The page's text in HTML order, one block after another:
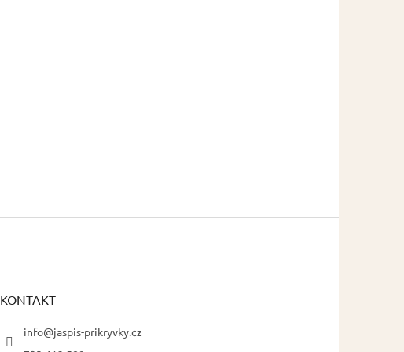
KONTAKT
info@jaspis-prikryvky.cz